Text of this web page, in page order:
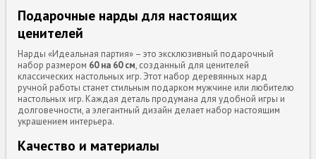
Подарочные нарды для настоящих
ценителей
Нарды «Идеальная партия» – это эксклюзивный подарочный
набор размером 60 на 60 см, созданный для ценителей
классических настольных игр. Этот набор деревянных нард
ручной работы станет стильным подарком мужчине или любителю
настольных игр. Каждая деталь продумана для удобной игры и
долговечности, а элегантный дизайн делает набор настоящим
украшением интерьера.
Качество и материалы